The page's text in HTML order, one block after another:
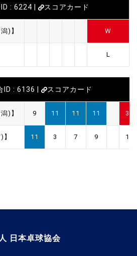
: 6224 | スコアカード
)】 W
L
ID : 6136 | スコアカード
)】 9 11 11 11 3
11 3 7 9 1
日本卓球協会